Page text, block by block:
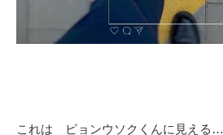
これは ピョンウソクくんに見える…